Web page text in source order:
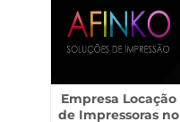
Empresa Locação
de Impressoras no